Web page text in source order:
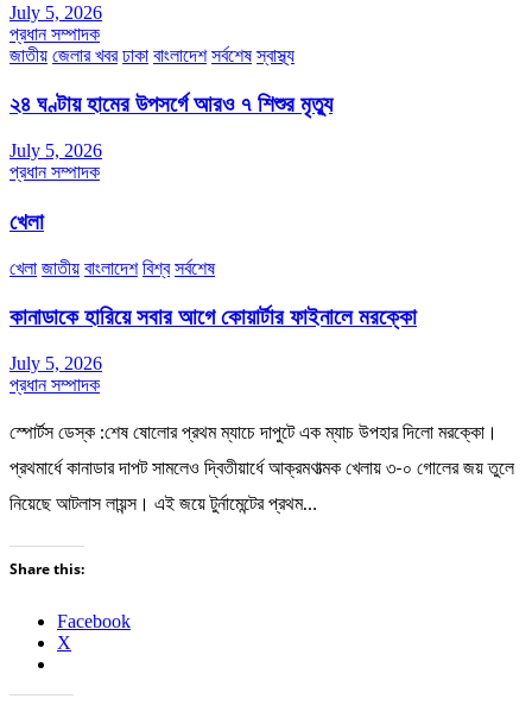
July 5, 2026
প্রধান সম্পাদক
জাতীয় জেলার খবর ঢাকা বাংলাদেশ সর্বশেষ স্বাস্থ্য
২৪ ঘণ্টায় হামের উপসর্গে আরও ৭ শিশুর মৃত্যু
July 5, 2026
প্রধান সম্পাদক
খেলা
খেলা জাতীয় বাংলাদেশ বিশ্ব সর্বশেষ
কানাডাকে হারিয়ে সবার আগে কোয়ার্টার ফাইনালে মরক্কো
July 5, 2026
প্রধান সম্পাদক
স্পোর্টস ডেস্ক :শেষ ষোলোর প্রথম ম্যাচে দাপুটে এক ম্যাচ উপহার দিলো মরক্কো।
প্রথমার্ধে কানাডার দাপট সামলেও দ্বিতীয়ার্ধে আক্রমণাত্মক খেলায় ৩-০ গোলের জয় তুলে
নিয়েছে আটলাস লায়ন্স। এই জয়ে টুর্নামেন্টের প্রথম…
Share this:
Facebook
X